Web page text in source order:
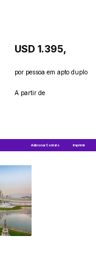
Adicionar Contato Imprimir
A partir de
USD 1.395,
por pessoa em apto duplo